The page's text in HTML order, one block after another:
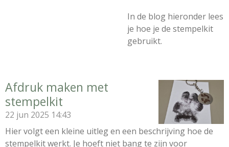
In de blog hieronder lees
je hoe je de stempelkit
gebruikt.
Afdruk maken met
stempelkit
22 jun 2025 14:43
Hier volgt een kleine uitleg en een beschrijving hoe de
stempelkit werkt. Je hoeft niet bang te zijn voor